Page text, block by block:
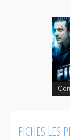
FICHES LES